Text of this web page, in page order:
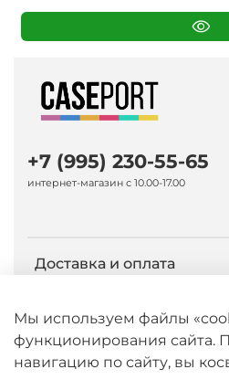
Доставка и оплата
О компании Caseport
Бренд Nillkin
+7 (995) 230-55-65
интернет-магазин с 10.00-17.00
Мы используем файлы
функционирования сайта.
навигацию по сайту, вы